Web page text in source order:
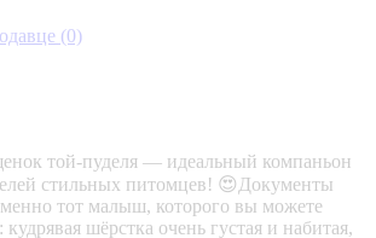
(0)
той‑пуделя — идеальный компаньон
стильных питомцев! 😍Документы
тот малыш, которого вы можете
кудрявая шёрстка очень густая и набитая,